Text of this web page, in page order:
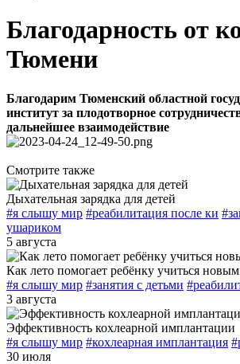
Благодарность от
Тюмени
Благодарим Тюменский областной
институт за плодотворное
дальнейшее взаимодействие
Смотрите также
Дыхательная зарядка для детей
#я слышу мир #реабилитация после ки
ушариком
5 августа
Как лето помогает ребёнку учиться
#я слышу мир #занятия с детьми
3 августа
Эффективность кохлеарной имплантации
#я слышу мир #кохлеарная имплантация
30 июля